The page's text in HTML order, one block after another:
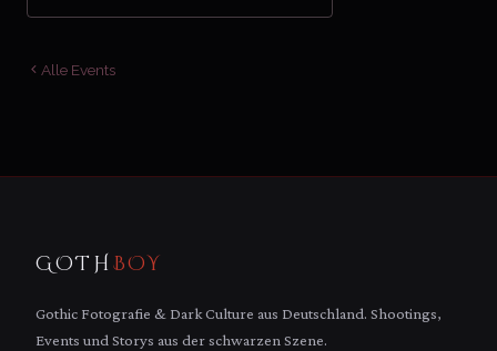
Alle Events
GOTH BOY
Gothic Fotografie & Dark Culture aus Deutschland. Shootings,
Events und Storys aus der schwarzen Szene.